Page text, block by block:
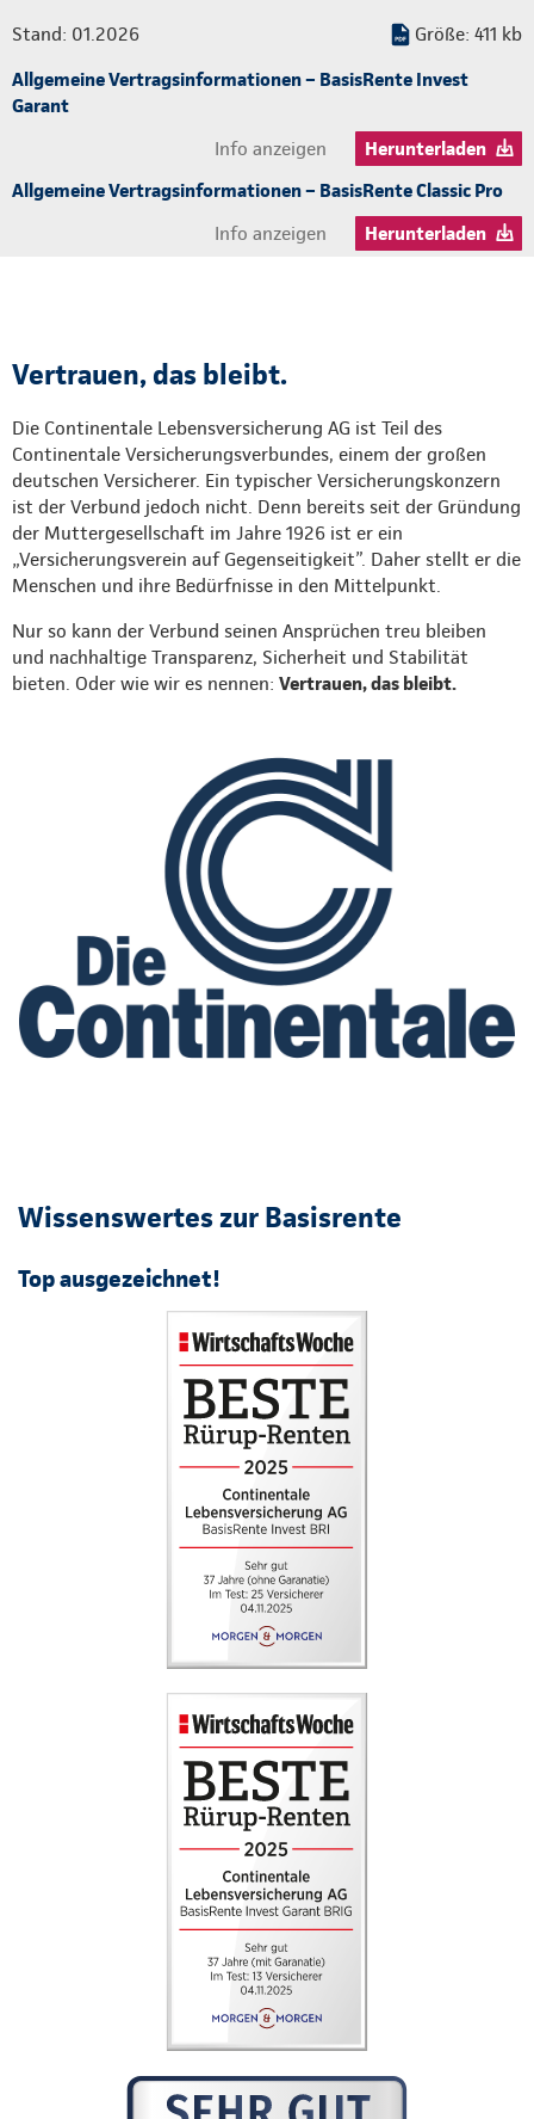
Stand: 01.2026
Größe: 411 kb
Allgemeine Vertragsinformationen – BasisRente Invest
Garant
Info anzeigen
Herunterladen
Allgemeine Vertragsinformationen – BasisRente Classic Pro
Info anzeigen
Herunterladen
Vertrauen, das bleibt.
Die Continentale Lebensversicherung AG ist Teil des
Continentale Versicherungsverbundes, einem der großen
deutschen Versicherer. Ein typischer Versicherungskonzern
ist der Verbund jedoch nicht. Denn bereits seit der Gründung
der Muttergesellschaft im Jahre 1926 ist er ein
„Versicherungsverein auf Gegenseitigkeit”. Daher stellt er die
Menschen und ihre Bedürfnisse in den Mittelpunkt.
Nur so kann der Verbund seinen Ansprüchen treu bleiben
und nachhaltige Transparenz, Sicherheit und Stabilität
bieten. Oder wie wir es nennen: Vertrauen, das bleibt.
Wissenswertes zur Basisrente
Top ausgezeichnet!